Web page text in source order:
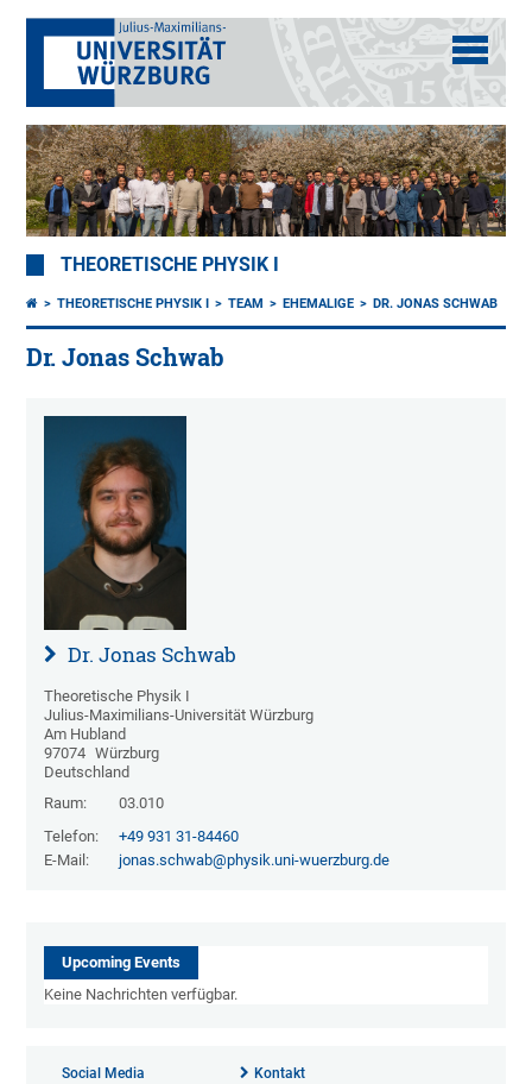
THEORETISCHE PHYSIK I
THEORETISCHE PHYSIK I TEAM EHEMALIGE DR. JONAS SCHWAB
Dr. Jonas Schwab
Dr. Jonas Schwab
Theoretische Physik I
Julius-Maximilians-Universität Würzburg
Am Hubland
97074 Würzburg
Deutschland
Raum:
03.010
Telefon:
+49 931 31-84460
E-Mail:
jonas.schwab@physik.uni-wuerzburg.de
Upcoming Events
Keine Nachrichten verfügbar.
Social Media Kontakt